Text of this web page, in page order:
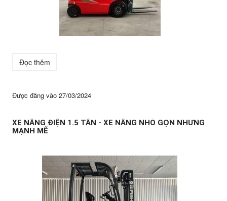
Đọc thêm
Được đăng vào 27/03/2024
XE NÂNG ĐIỆN 1.5 TẤN - XE NÂNG NHỎ GỌN NHƯNG
MẠNH MẼ